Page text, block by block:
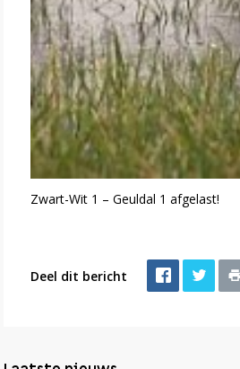
Zwart-Wit 1 – Geuldal 1 afgelast!
Deel dit bericht